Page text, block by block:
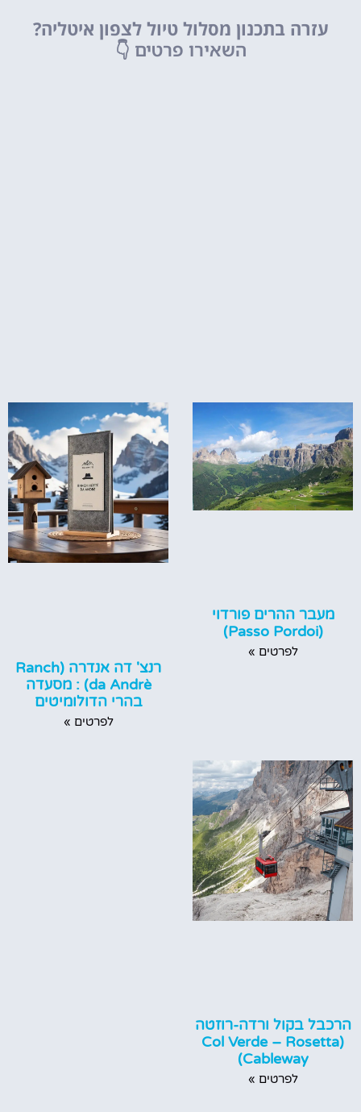
עזרה בתכנון מסלול טיול לצפון איטליה?
השאירו פרטים 👇
מעבר ההרים פורדוי
(Passo Pordoi)
לפרטים »
רנצ' דה אנדרה (Ranch
da Andrè‏) : מסעדה
בהרי הדולומיטים
לפרטים »
הרכבל בקול ורדה-רוזטה
(Col Verde – Rosetta
Cableway)
לפרטים »